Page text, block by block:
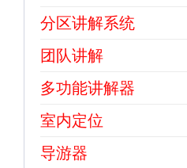
分区讲解系统
团队讲解
多功能讲解器
室内定位
导游器